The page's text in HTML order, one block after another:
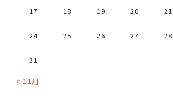
17 18 19 20 21
24 25 26 27 28
31
« 11月